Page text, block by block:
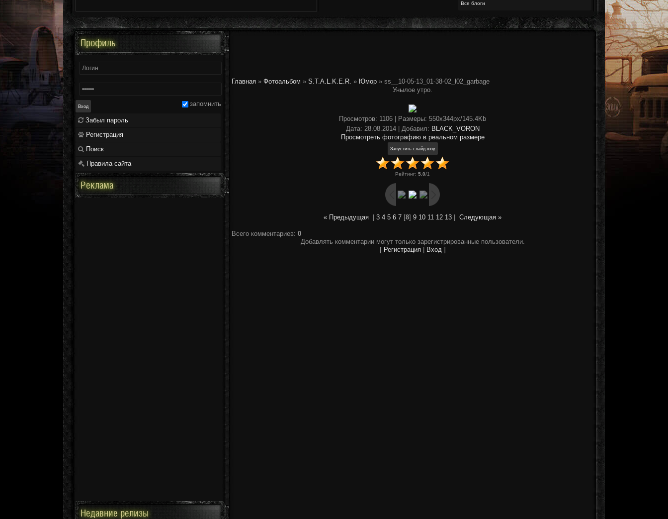
Все блоги
Главная » Фотоальбом » S.T.A.L.K.E.R. » Юмор » ss__10-05-13_01-38-02_l02_garbage
Унылое утро.
Просмотров: 1106 | Размеры: 550x344px/145.4Kb
Дата: 28.08.2014 | Добавил: BLACK_VORON
Просмотреть фотографию в реальном размере
Рейтинг: 5.0/1
« Предыдущая 3 4 5 6 7 [8] 9 10 11 12 13 Следующая »
Всего комментариев: 0
Добавлять комментарии могут только зарегистрированные пользователи.
[ Регистрация| Вход]
Профиль
запомнить
Забыл пароль
Регистрация
Поиск
Правила сайта
Реклама
Недавние релизы